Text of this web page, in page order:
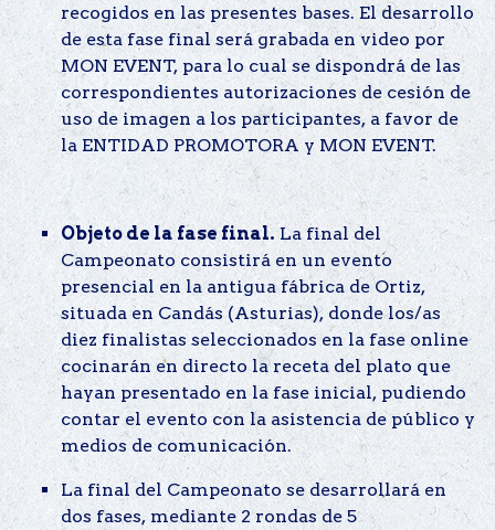
recogidos en las presentes bases. El desarrollo
de esta fase final será grabada en video por
MON EVENT, para lo cual se dispondrá de las
correspondientes autorizaciones de cesión de
uso de imagen a los participantes, a favor de
la ENTIDAD PROMOTORA y MON EVENT.
Objeto de la fase final.La final del
Campeonato consistirá en un evento
presencial en la antigua fábrica de Ortiz,
situada en Candás (Asturias), donde los/as
diez finalistas seleccionados en la fase online
cocinarán en directo la receta del plato que
hayan presentado en la fase inicial, pudiendo
contar el evento con la asistencia de público y
medios de comunicación.
La final del Campeonato se desarrollará en
dos fases, mediante 2 rondas de 5